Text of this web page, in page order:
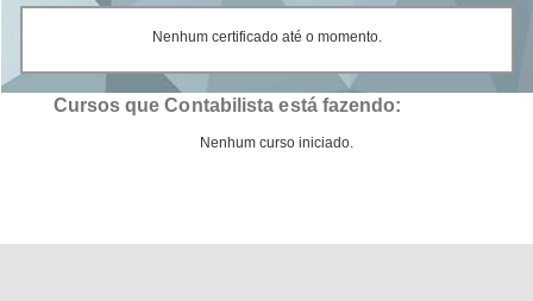
Nenhum certificado até o momento.
Cursos que Contabilista está fazendo:
Nenhum curso iniciado.